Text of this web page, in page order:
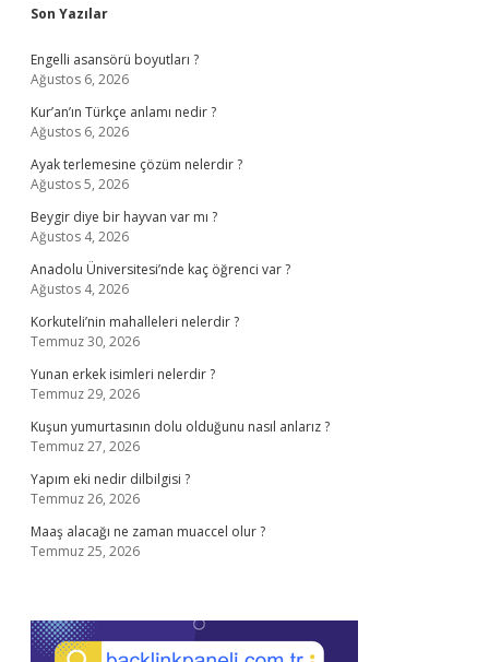
Sidebar
Son Yazılar
Engelli asansörü boyutları ?
Ağustos 6, 2026
Kur’an’ın Türkçe anlamı nedir ?
Ağustos 6, 2026
Ayak terlemesine çözüm nelerdir ?
Ağustos 5, 2026
Beygir diye bir hayvan var mı ?
Ağustos 4, 2026
Anadolu Üniversitesi’nde kaç öğrenci var ?
Ağustos 4, 2026
Korkuteli’nin mahalleleri nelerdir ?
Temmuz 30, 2026
Yunan erkek isimleri nelerdir ?
Temmuz 29, 2026
Kuşun yumurtasının dolu olduğunu nasıl anlarız ?
Temmuz 27, 2026
Yapım eki nedir dilbilgisi ?
Temmuz 26, 2026
Maaş alacağı ne zaman muaccel olur ?
Temmuz 25, 2026